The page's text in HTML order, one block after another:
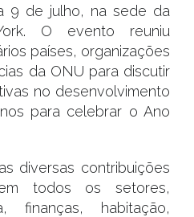
9 de julho, na sede da
O evento reuniu
países, organizações
da ONU para discutir
no desenvolvimento
para celebrar o Ano
diversas contribuições
todos os setores,
finanças, habitação,